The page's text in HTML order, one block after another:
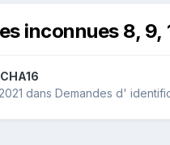
inconnues 8, 9,
dans Demandes d'